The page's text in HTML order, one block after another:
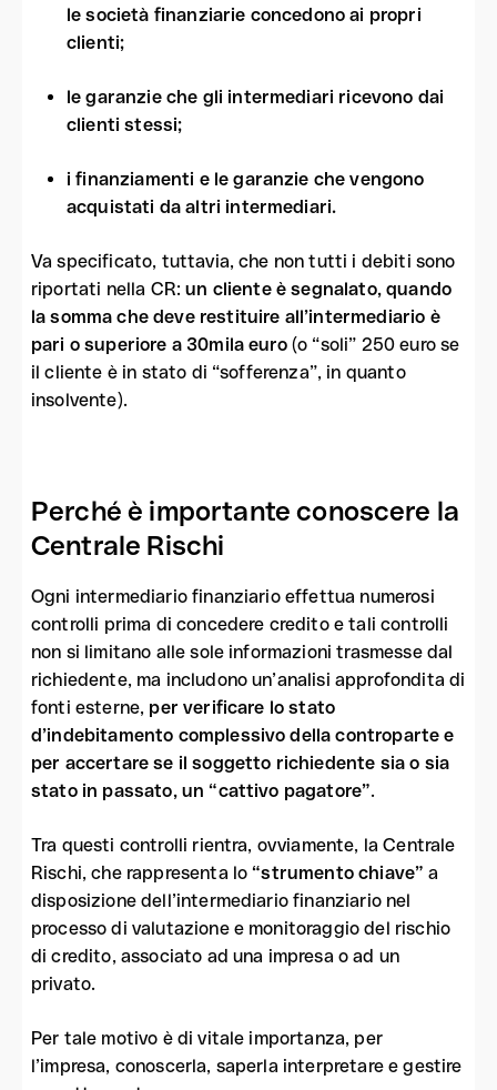
le società finanziarie concedono ai propri
clienti;
le garanzie che gli intermediari ricevono dai
clienti stessi;
i finanziamenti e le garanzie che vengono
acquistati da altri intermediari.
Va specificato, tuttavia, che non tutti i debiti sono
riportati nella CR:un cliente è segnalato, quando
la somma che deve restituire all’intermediario è
pari o superiore a 30mila euro(o “soli” 250 euro se
il cliente è in stato di “sofferenza”, in quanto
insolvente).
Perché è importante conoscere la
Centrale Rischi
Ogni intermediario finanziario effettua numerosi
controlli prima di concedere credito e tali controlli
non si limitano alle sole informazioni trasmesse dal
richiedente, ma includono un’analisi approfondita di
fonti esterne, per verificare lo stato
d’indebitamento complessivo della controparte e
per accertare se il soggetto richiedente sia o sia
stato in passato, un “cattivo pagatore”.
Tra questi controlli rientra, ovviamente, la Centrale
Rischi, che rappresenta lo“strumento chiave” a
disposizione dell’intermediario finanziario nel
processo di valutazione e monitoraggio del rischio
di credito, associato ad una impresa o ad un
privato.
Per tale motivo è di vitale importanza, per
l’impresa, conoscerla, saperla interpretare e gestire